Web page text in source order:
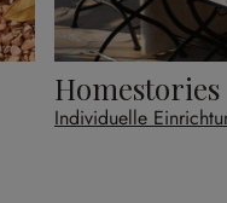
Homestories
Individuelle